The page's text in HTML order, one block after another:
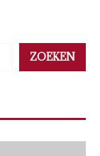
ZOEKEN